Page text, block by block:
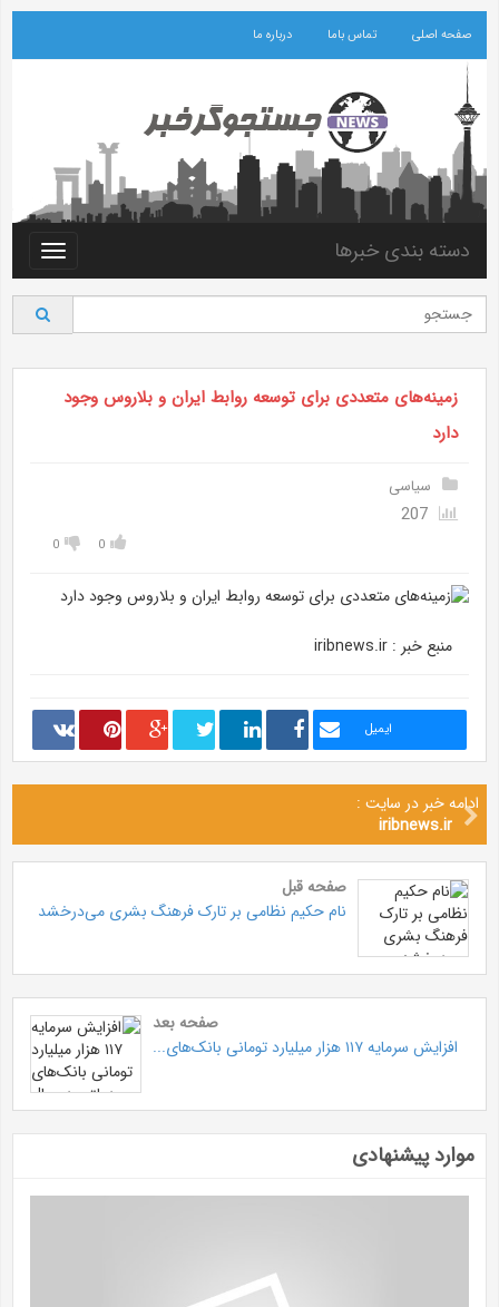
صفحه اصلی تماس باما درباره ما
Toggle
دسته بندی خبرها
زمینه‌های متعددی برای توسعه روابط ایران و بلاروس وجود
دارد
سیاسی
0
0
منبع خبر : iribnews.ir
ایمیل
ادامه خبر در سایت :
iribnews.ir
صفحه قبل
نام حکیم نظامی بر تارک فرهنگ بشری می‌درخشد
صفحه بعد
افزایش سرمایه ۱۱۷ هزار میلیارد تومانی بانک‌های...
موارد پیشنهادی